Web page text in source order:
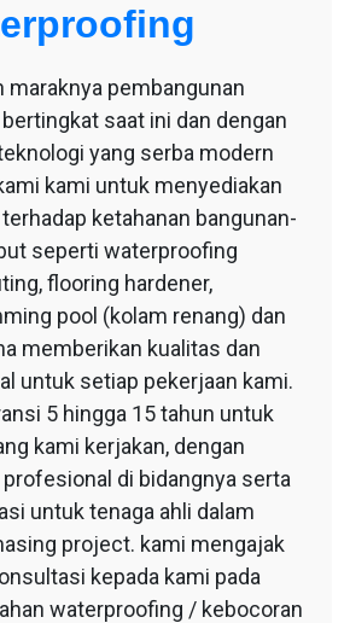
maraknya pembangunan
saat ini dan dengan
yang serba modern
kami untuk menyediakan
ketahanan bangunan-
seperti waterproofing
flooring hardener,
pool (kolam renang) dan
memberikan kualitas dan
untuk setiap pekerjaan kami.
5 hingga 15 tahun untuk
kami kerjakan, dengan
di bidangnya serta
untuk tenaga ahli dalam
project. kami mengajak
kepada kami pada
waterproofing / kebocoran